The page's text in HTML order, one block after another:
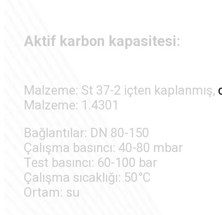
Aktif karbon kapasitesi:
Malzeme: St 37-2 içten kaplanmış,
Malzeme: 1.4301
Bağlantılar: DN 80-150
Çalışma basıncı: 40-80 mbar
Test basıncı: 60-100 bar
Çalışma sıcaklığı: 50°C
Ortam: su